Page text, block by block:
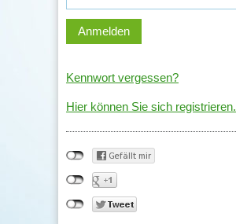
Kennwort vergessen?
Hier können Sie sich registrieren.